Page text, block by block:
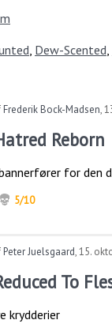
, Dew-Scented,
Frederik Bock-Madsen,
Reborn
for den
5/10
Peter Juelsgaard,15.
To
krydderier